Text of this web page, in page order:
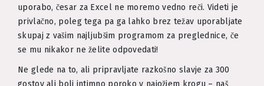
uporabo, česar za Excel ne moremo vedno reči. Videti je
privlačno, poleg tega pa ga lahko brez težav uporabljate
skupaj z vašim najljubšim programom za preglednice, če
se mu nikakor ne želite odpovedati!
Ne glede na to, ali pripravljate razkošno slavje za 300
gostov ali bolj intimno poroko v najožjem krogu – naš